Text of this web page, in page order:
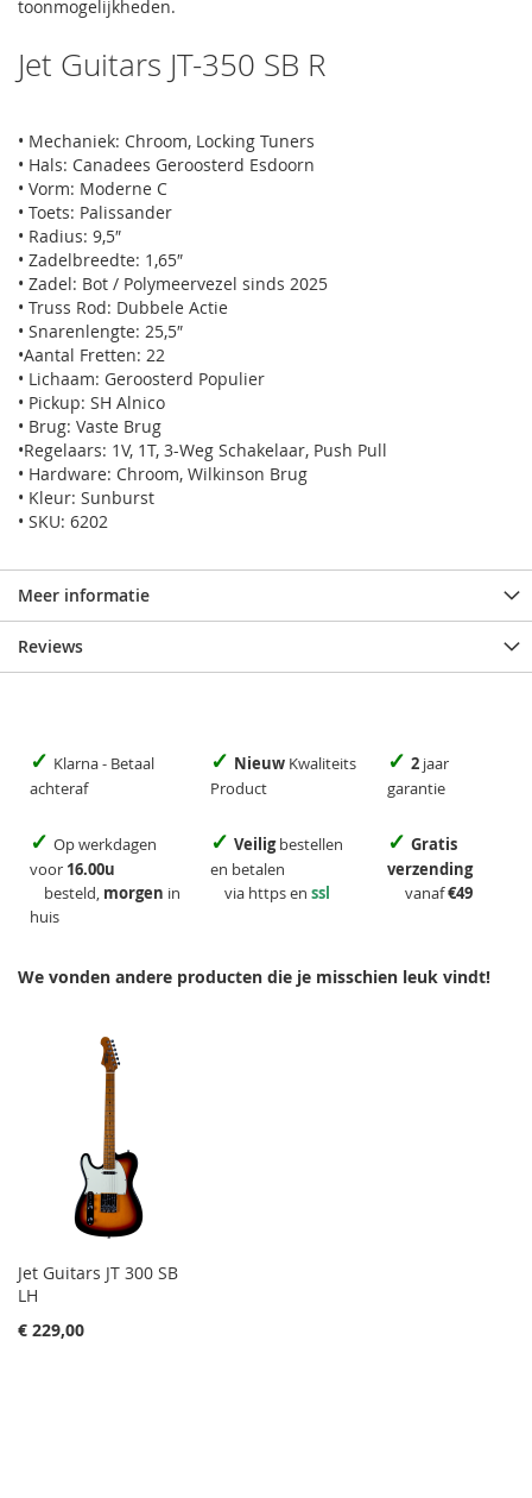
toonmogelijkheden.
Jet Guitars JT-350 SB R
• Mechaniek: Chroom, Locking Tuners
• Hals: Canadees Geroosterd Esdoorn
• Vorm: Moderne C
• Toets: Palissander
• Radius: 9,5″
• Zadelbreedte: 1,65″
• Zadel: Bot / Polymeervezel sinds 2025
• Truss Rod: Dubbele Actie
• Snarenlengte: 25,5″
•Aantal Fretten: 22
• Lichaam: Geroosterd Populier
• Pickup: SH Alnico
• Brug: Vaste Brug
•Regelaars: 1V, 1T, 3-Weg Schakelaar, Push Pull
• Hardware: Chroom, Wilkinson Brug
• Kleur: Sunburst
• SKU: 6202
Meer informatie
Reviews
✓ Klarna - Betaal
achteraf
✓ Nieuw Kwaliteits
Product
✓ 2 jaar
garantie
✓ Op werkdagen
voor 16.00u
besteld, morgen in
huis
✓ Veiligbestellen
en betalen
via https en ssl
✓ Gratis
verzending
vanaf€49
We vonden andere producten die je misschien leuk vindt!
Jet Guitars JT 300 SB
LH
€ 229,00